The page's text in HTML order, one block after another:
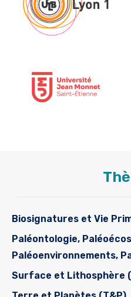
Biosignatures et Vie
Paléontologie,
Paléoenvironnements,
Surface et Lithosphère